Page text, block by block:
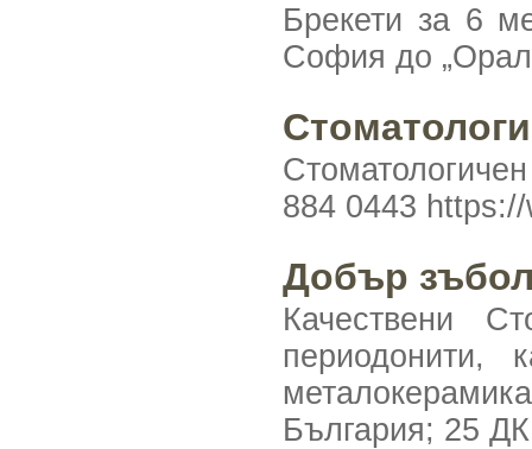
Брекети за 6
София до
884 0443
Добър
Качествени
периодонити,
България; 25